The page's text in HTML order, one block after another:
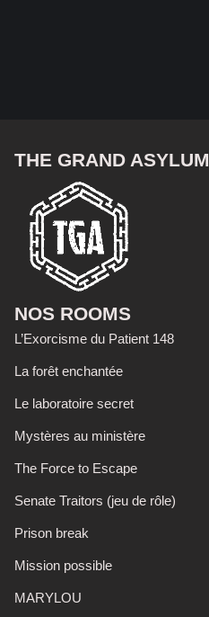
THE GRAND ASYLUM
NOS ROOMS
L’Exorcisme du Patient 148
La forêt enchantée
Le laboratoire secret
Mystères au ministère
The Force to Escape
Senate Traitors (jeu de rôle)
Prison break
Mission possible
MARYLOU